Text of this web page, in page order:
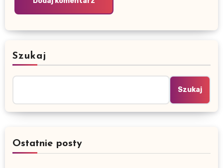
Szukaj
Szukaj
Ostatnie posty